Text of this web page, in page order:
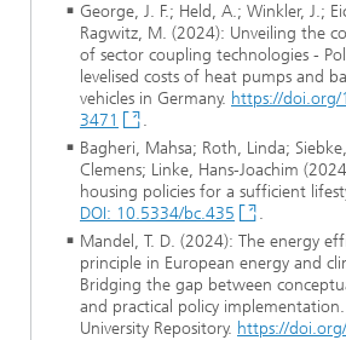
George, J. F.; Held, A.; Winkler, J.;
Ragwitz, M. (2024): Unveiling the
of sector coupling technologies -
levelised costs of heat pumps and
vehicles in Germany. https://
3471
.
Bagheri, Mahsa; Roth, Linda;
Clemens; Linke, Hans-Joachim
housing policies for a sufficient
DOI: 10.5334/bc.435
.
Mandel, T. D. (2024): The energy
principle in European energy and
Bridging the gap between
and practical policy
University Repository. https://